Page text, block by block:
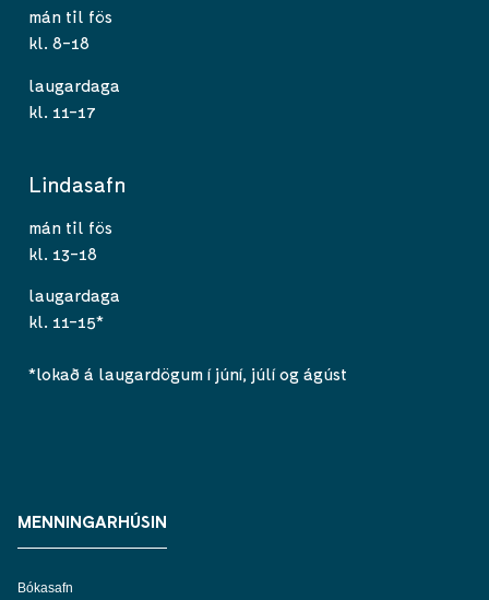
mán til fös
kl. 8-18
laugardaga
kl. 11-17
Lindasafn
mán til fös
kl. 13-18
laugardaga
kl. 11-15*
*lokað á laugardögum í júní, júlí og ágúst
MENNINGARHÚSIN
Bókasafn